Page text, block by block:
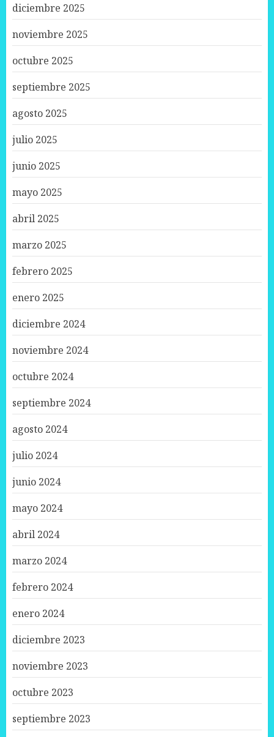
diciembre 2025
noviembre 2025
octubre 2025
septiembre 2025
agosto 2025
julio 2025
junio 2025
mayo 2025
abril 2025
marzo 2025
febrero 2025
enero 2025
diciembre 2024
noviembre 2024
octubre 2024
septiembre 2024
agosto 2024
julio 2024
junio 2024
mayo 2024
abril 2024
marzo 2024
febrero 2024
enero 2024
diciembre 2023
noviembre 2023
octubre 2023
septiembre 2023